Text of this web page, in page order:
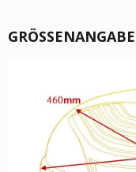
GRÖSSENANGABE